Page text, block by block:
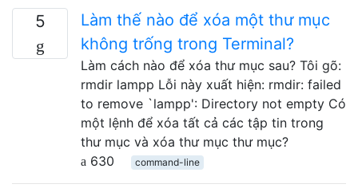
5
Làm thế nào để xóa một thư mục
không trống trong Terminal?
Làm cách nào để xóa thư mục sau? Tôi gõ:
rmdir lampp Lỗi này xuất hiện: rmdir: failed
to remove `lampp': Directory not empty Có
một lệnh để xóa tất cả các tập tin trong
thư mục và xóa thư mục thư mục?
630
command-line